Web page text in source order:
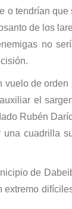
o tendrían que
de los
no
vuelo de orden
el
Rubén
cuadrilla
de